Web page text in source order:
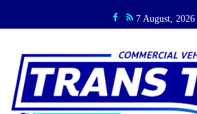
7 August, 2026